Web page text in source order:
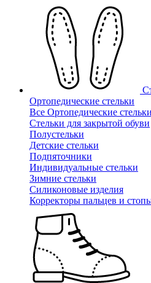
Ортопедические стельки
Все Ортопедические стельки
Стельки для закрытой обуви
Полустельки
Детские стельки
Подпяточники
Индивидуальные стельки
Зимние стельки
Силиконовые изделия
Корректоры пальцев и